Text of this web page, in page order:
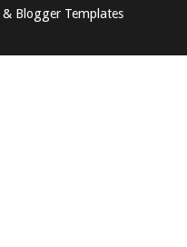
& Blogger Templates